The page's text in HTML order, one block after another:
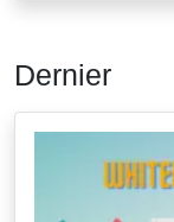
Dernier